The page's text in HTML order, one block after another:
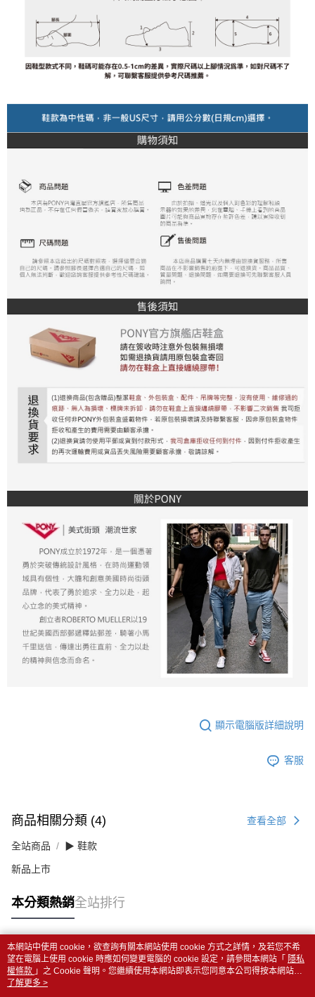
顯示電腦版詳細說明
客服
商品相關分類 (4) 查看全部
全站商品 ▶ 鞋款
新品上市
本分類熱銷全站排行
熱門標籤
本網站中使用 cookie，欲查詢有關本網站使用 cookie 方式之詳情，及若您不希
望在電腦上使用 cookie 時應如何變更電腦的 cookie 設定，請參閱本網站「 隱私
權條款 」之 Cookie 聲明。您繼續使用本網站即表示您同意本公司得按本網站使
用條款之 Cookie 聲明使用 cookie。
了解更多 >